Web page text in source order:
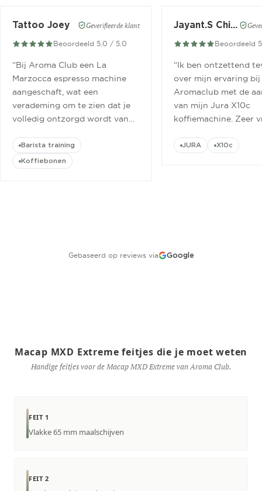
Tattoo Joey Geverifieerde klant
Beoordeeld 5.0 / 5.0
“Bij Aroma Club een La
Marzocca espresso machine
aangeschaft, wat een
verademing om te zien dat je
volledig ontzorgd wordt van
cursus.”
Barista training
Koffiebonen
Jayant.S Chitaroe
Beoordeeld
“Ik ben ontzettend
over mijn ervaring bij
Aromaclub met de
van mijn Jura X10c
koffiemachine. Zeer
JURA X10c
Gebaseerd op reviews via Google
Macap MXD Extreme feitjes die je moet weten
Handige feitjes voor de Macap MXD Extreme van Aroma Club.
FEIT 1
Vlakke 65 mm maalschijven
FEIT 2